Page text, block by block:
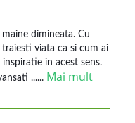
dimineata. Cu
viata ca si cum ai
in acest sens.
...... Mai mult